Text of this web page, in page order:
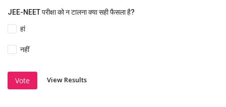
JEE-NEET परीक्षा को न टालना क्या सही फैसला है?
हां
नहीं
Vote View Results